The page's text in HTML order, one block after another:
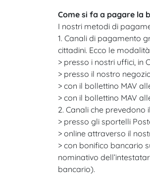
Come si fa a pagare la
I nostri metodi di
1. Canali di pagamento
cittadini. Ecco le
> presso i nostri uffici, in
> presso il nostro
> con il bollettino MAV
> con il bollettino MAV
2. Canali che
> presso gli sportelli
> online attraverso il
> con bonifico bancario
nominativo
bancario).